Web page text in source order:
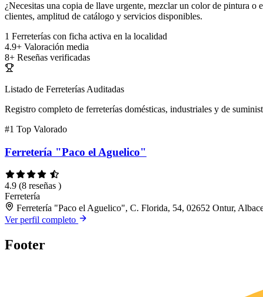
¿Necesitas una copia de llave urgente, mezclar un color de pintura
clientes, amplitud de catálogo y servicios disponibles.
1 Ferreterías con ficha activa en la localidad
4.9+ Valoración media
8+ Reseñas verificadas
Listado de Ferreterías Auditadas
Registro completo de ferreterías domésticas, industriales y de
#1 Top Valorado
Ferretería "Paco el Aguelico"
4.9 (8 reseñas )
Ferretería
Ferretería "Paco el Aguelico", C. Florida, 54, 02652 Ontur,
Ver perfil completo
Footer